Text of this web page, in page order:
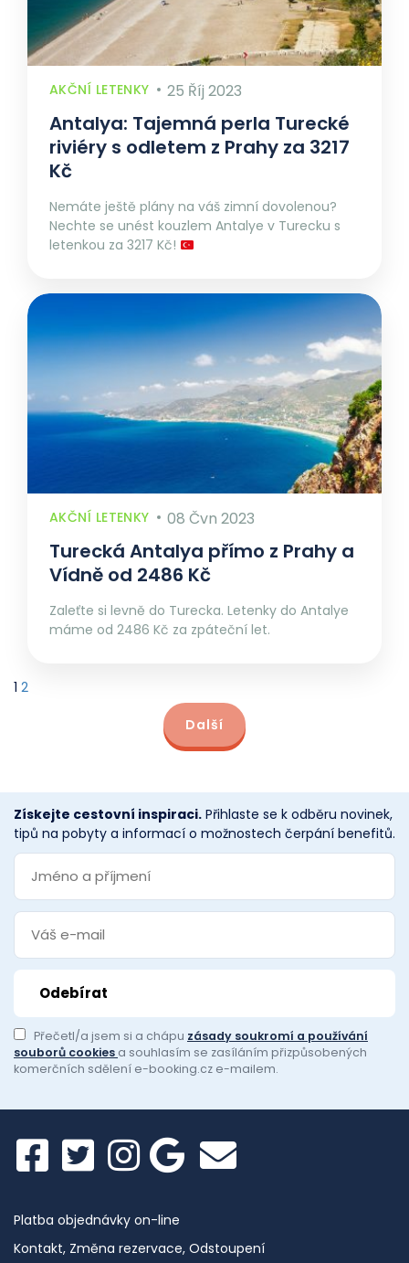
AKČNÍ LETENKY 25 Říj 2023
Antalya: Tajemná perla Turecké
riviéry s odletem z Prahy za 3217
Kč
Nemáte ještě plány na váš zimní dovolenou?
Nechte se unést kouzlem Antalye v Turecku s
letenkou za 3217 Kč!
AKČNÍ LETENKY 08 Čvn 2023
Turecká Antalya přímo z Prahy a
Vídně od 2486 Kč
Zaleťte si levně do Turecka. Letenky do Antalye
máme od 2486 Kč za zpáteční let.
1 2
Další
Získejte cestovní inspiraci. Přihlaste se k odběru novinek,
tipů na pobyty a informací o možnostech čerpání benefitů.
Přečetl/a jsem si a chápu zásady soukromí a používání
souborů cookies a souhlasím se zasíláním přizpůsobených
komerčních sdělení e-booking.cz e-mailem.
Platba objednávky on-line
Kontakt, Změna rezervace, Odstoupení